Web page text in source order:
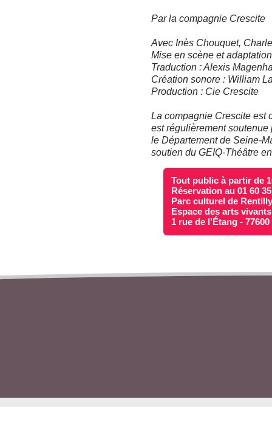
Par la compagnie Crescite
Avec Inès Chouquet,
Mise en scène et
Traduction : Alexis
Création sonore : William
Production : Cie Crescite
La compagnie Crescite est
est régulièrement
le Département de Seine-
soutien du GEIQ-Théâtre
Tout public à partir de
Réservation au 01 60
Parc culturel de
Espace des arts vivants
1 rue de l’Étang -